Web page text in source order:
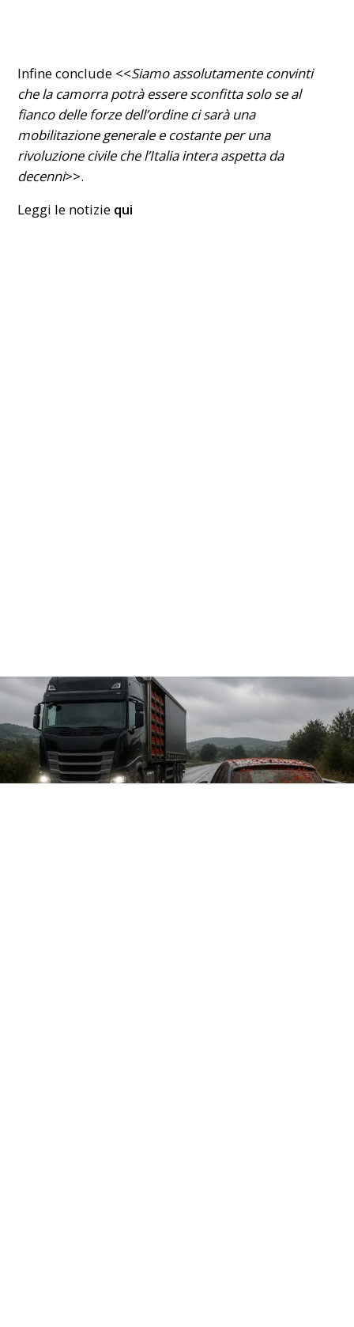
Infine conclude <<Siamo assolutamente convinti
che la camorra potrà essere sconfitta solo se al
fianco delle forze dell’ordine ci sarà una
mobilitazione generale e costante per una
rivoluzione civile che l’Italia intera aspetta da
decenni>>.
Leggi le notizie qui